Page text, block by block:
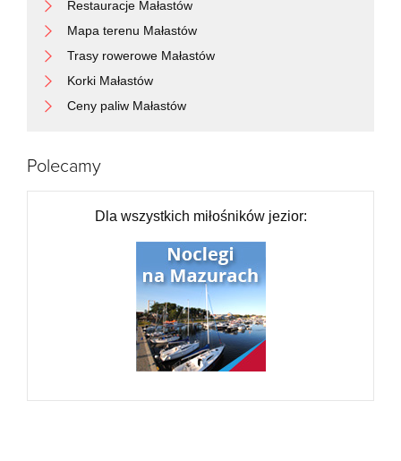
Restauracje Małastów
Mapa terenu Małastów
Trasy rowerowe Małastów
Korki Małastów
Ceny paliw Małastów
Polecamy
Dla wszystkich miłośników jezior: